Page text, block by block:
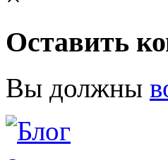
Оставить
Вы должны